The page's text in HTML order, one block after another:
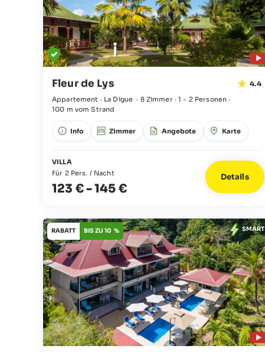
Fleur de Lys 4.4
Appartement · La Digue · 8 Zimmer·1 - 2 Personen ·
100 m vom Strand
Info Zimmer Angebote Karte
VILLA
Für 2 Pers. / Nacht
123 €-145 €
Details
RABATT BIS ZU 10 % SMART